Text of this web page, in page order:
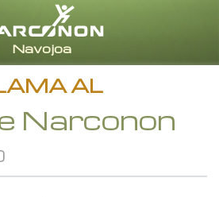
Español
Todas las Regiones/Idiomas
AL
Narconon